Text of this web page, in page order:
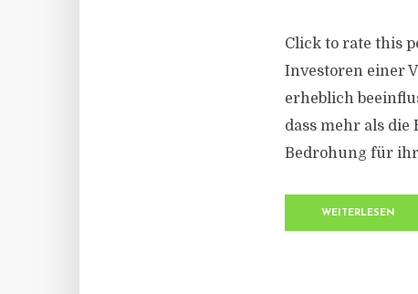
Click to rate this
Investoren einer
erheblich
dass mehr als die
Bedrohung für
WEITERLESEN